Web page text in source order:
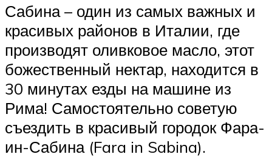
Сабина – один из самых важных и
красивых районов в Италии, где
производят оливковое масло, этот
божественный нектар, находится в
30 минутах езды на машине из
Рима! Самостоятельно советую
съездить в красивый городок Фара-
ин-Сабина (Fara in Sabina).